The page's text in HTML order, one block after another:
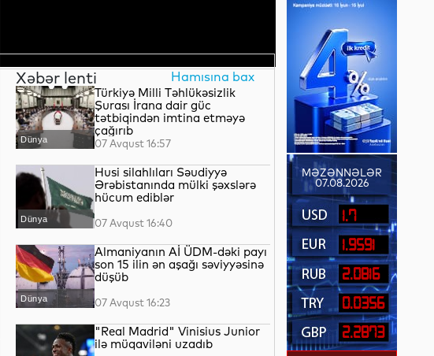
Xəbər lenti Hamısına bax
Dünya
Türkiyə Milli Təhlükəsizlik
Şurası İrana dair güc
tətbiqindən imtina etməyə
çağırıb
07 Avqust 16:57
Dünya
Husi silahlıları Səudiyyə
Ərəbistanında mülki şəxslərə
hücum ediblər
07 Avqust 16:40
Dünya
Almaniyanın Aİ ÜDM-dəki payı
son 15 ilin ən aşağı səviyyəsinə
düşüb
07 Avqust 16:23
"Real Madrid" Vinisius Junior
ilə müqaviləni uzadıb
MƏZƏNNƏLƏR
07.08.2026
1.7
1.9591
2.0816
0.0356
2.2873